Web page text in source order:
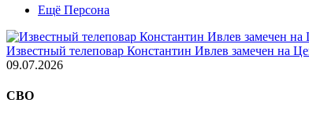
Ещё Персона
Известный телеповар Константин Ивлев замечен на
09.07.2026
СВО